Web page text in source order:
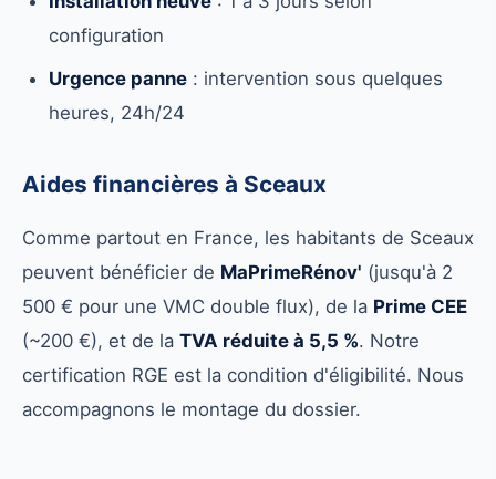
configuration
Urgence panne : intervention sous quelques
heures, 24h/24
Aides financières à Sceaux
Comme partout en France, les habitants de Sceaux
peuvent bénéficier de MaPrimeRénov' (jusqu'à 2
500 € pour une VMC double flux), de la Prime CEE
(~200 €), et de la TVA réduite à 5,5 %. Notre
certification RGE est la condition d'éligibilité. Nous
accompagnons le montage du dossier.